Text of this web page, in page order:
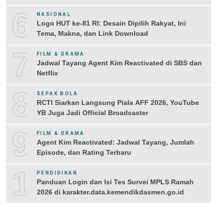
6 NASIONAL
Logo HUT ke-81 RI: Desain Dipilih Rakyat, Ini
Tema, Makna, dan Link Download
7 FILM & DRAMA
Jadwal Tayang Agent Kim Reactivated di SBS dan
Netflix
8 SEPAK BOLA
RCTI Siarkan Langsung Piala AFF 2026, YouTube
YB Juga Jadi Official Broadcaster
9 FILM & DRAMA
Agent Kim Reactivated: Jadwal Tayang, Jumlah
Episode, dan Rating Terbaru
10PENDIDIKAN
Panduan Login dan Isi Tes Survei MPLS Ramah
2026 di karakter.data.kemendikdasmen.go.id